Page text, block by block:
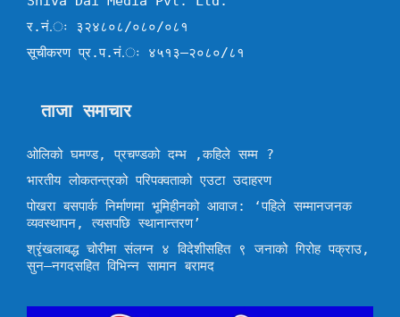
र.नं.ः ३२४८०८/०८०/०८१
सूचीकरण प्र.प.नं.ः ४५१३–२०८०/८१
ताजा समाचार
ओलिको घमण्ड, प्रचण्डको दम्भ ,कहिले सम्म ?
भारतीय लोकतन्त्रको परिपक्वताको एउटा उदाहरण
पोखरा बसपार्क निर्माणमा भूमिहीनको आवाज: ‘पहिले सम्मानजनक
व्यवस्थापन, त्यसपछि स्थानान्तरण’
श्रृंखलाबद्ध चोरीमा संलग्न ४ विदेशीसहित ९ जनाको गिरोह पक्राउ,
सुन–नगदसहित विभिन्न सामान बरामद